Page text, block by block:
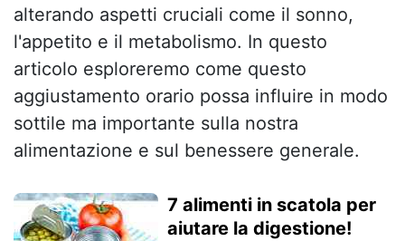
alterando aspetti cruciali come il sonno,
l'appetito e il metabolismo. In questo
articolo esploreremo come questo
aggiustamento orario possa influire in modo
sottile ma importante sulla nostra
alimentazione e sul benessere generale.
7 alimenti in scatola per
aiutare la digestione!